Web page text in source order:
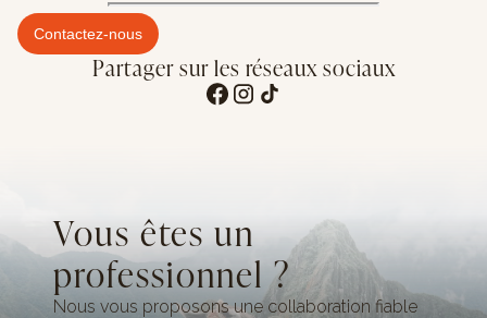
Contactez-nous
Partager sur les réseaux sociaux
Vous êtes un
professionnel ?
Nous vous proposons une collaboration fiable